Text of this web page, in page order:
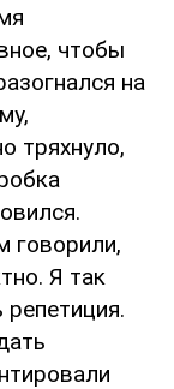
чтобы
на
тряхнуло,
говорили,
Я так